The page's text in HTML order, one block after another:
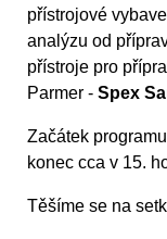
přístrojové
analýzu od
přístroje pro
Parmer - Spex
Začátek
konec cca v 15.
Těšíme se na